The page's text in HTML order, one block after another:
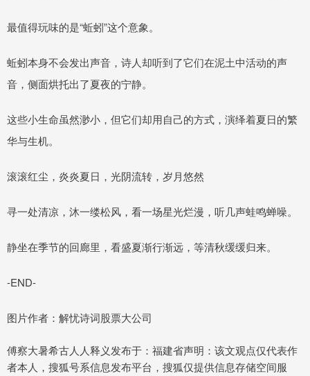
最值得玩味的是“蚯蚓”这个意象。
蚯蚓本身不会发出声音，诗人却听到了它们在泥土中活动的声
音，侧面烘托出了夏夜的宁静。
这些小生命虽然渺小，但它们却用自己的方式，演绎着夏日的繁
华与生机。
滚滚红尘，炎炎夏日，光阴流转，岁月悠然
寻一处清凉，沐一缕松风，看一场星光烂漫，听几声蛙鸣蝉噪。
静坐在季节的回廊里，看盛夏渐行渐远，等清秋缓缓归来。
-END-
图片作者：解忧诗词股票大公司
傅察大暑希古人人释义发布于：福建省声明：该文观点仅代表作
者本人，搜狐号系信息发布平台，搜狐仅提供信息存储空间服